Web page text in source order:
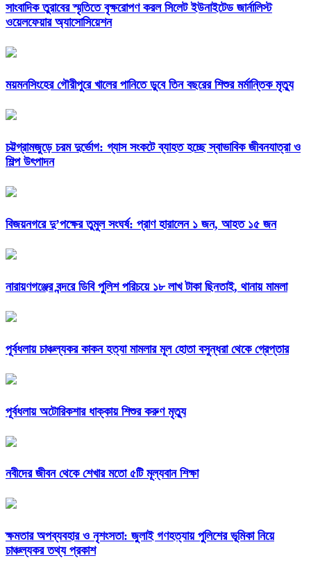
সাংবাদিক তুরাবের স্মৃতিতে বৃক্ষরোপণ করল সিলেট ইউনাইটেড জার্নালিস্ট
ওয়েলফেয়ার অ্যাসোসিয়েশন
ময়মনসিংহের গৌরীপুরে খালের পানিতে ডুবে তিন বছরের শিশুর মর্মান্তিক মৃত্যু
চট্টগ্রামজুড়ে চরম দুর্ভোগ: গ্যাস সংকটে ব্যাহত হচ্ছে স্বাভাবিক জীবনযাত্রা ও
শিল্প উৎপাদন
বিজয়নগরে দু’পক্ষের তুমুল সংঘর্ষ: প্রাণ হারালেন ১ জন, আহত ১৫ জন
নারায়ণগঞ্জের বন্দরে ডিবি পুলিশ পরিচয়ে ১৮ লাখ টাকা ছিনতাই, থানায় মামলা
পূর্বধলায় চাঞ্চল্যকর কাকন হত্যা মামলার মূল হোতা বসুন্ধরা থেকে গ্রেপ্তার
পূর্বধলায় অটোরিকশার ধাক্কায় শিশুর করুণ মৃত্যু
নবীদের জীবন থেকে শেখার মতো ৫টি মূল্যবান শিক্ষা
ক্ষমতার অপব্যবহার ও নৃশংসতা: জুলাই গণহত্যায় পুলিশের ভূমিকা নিয়ে
চাঞ্চল্যকর তথ্য প্রকাশ